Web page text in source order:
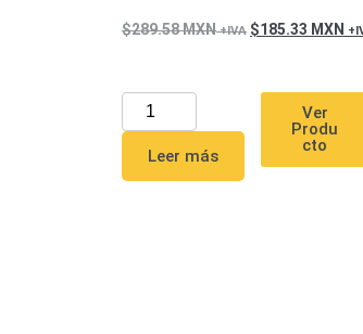
289.58MXN 185.33 MXN
Leer más
Ver
Produ
cto